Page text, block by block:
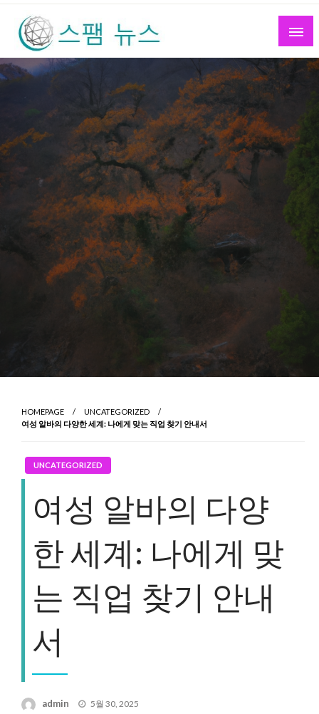
Skip
content
스팸 뉴스
HOMEPAGE
UNCATEGORIZED
여성 알바의 다양한 세계: 나에게 맞는 직업 찾기 안내서
UNCATEGORIZED
여성 알바의 다양
한 세계: 나에게 맞
는 직업 찾기 안내
서
admin
Posted
5월 30, 2025